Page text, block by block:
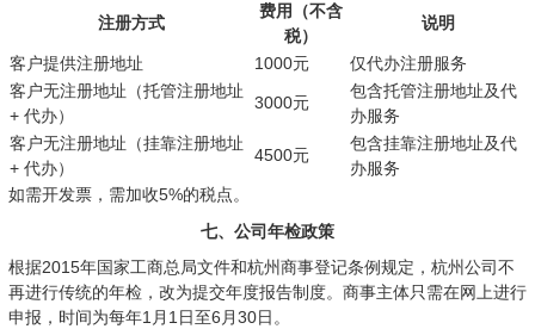
注册方式
费用（不含
税）
说明
客户提供注册地址 1000元
仅代办注册服务
客户无注册地址（托管注册地址
+ 代办）
3000元
包含托管注册地址及代
办服务
客户无注册地址（挂靠注册地址
+ 代办）
4500元
包含挂靠注册地址及代
办服务
如需开发票，需加收5%的税点。
七、公司年检政策
根据2015年国家工商总局文件和杭州商事登记条例规定，杭州公司不
再进行传统的年检，改为提交年度报告制度。商事主体只需在网上进行
申报，时间为每年1月1日至6月30日。